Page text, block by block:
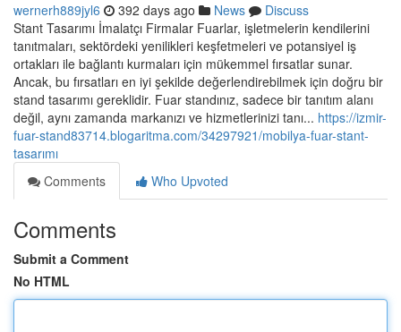
wernerh889jyl6 392 days ago News
Discuss
Stant Tasarımı İmalatçı Firmalar Fuarlar, işletmelerin kendilerini
tanıtmaları, sektördeki yenilikleri keşfetmeleri ve potansiyel iş
ortakları ile bağlantı kurmaları için mükemmel fırsatlar sunar.
Ancak, bu fırsatları en iyi şekilde değerlendirebilmek için doğru bir
stand tasarımı gereklidir. Fuar standınız, sadece bir tanıtım alanı
değil, aynı zamanda markanızı ve hizmetlerinizi tanı... https://izmir-
fuar-stand83714.blogaritma.com/34297921/mobilya-fuar-stant-
tasarımı
Comments
Who Upvoted
Comments
Submit a Comment
No HTML